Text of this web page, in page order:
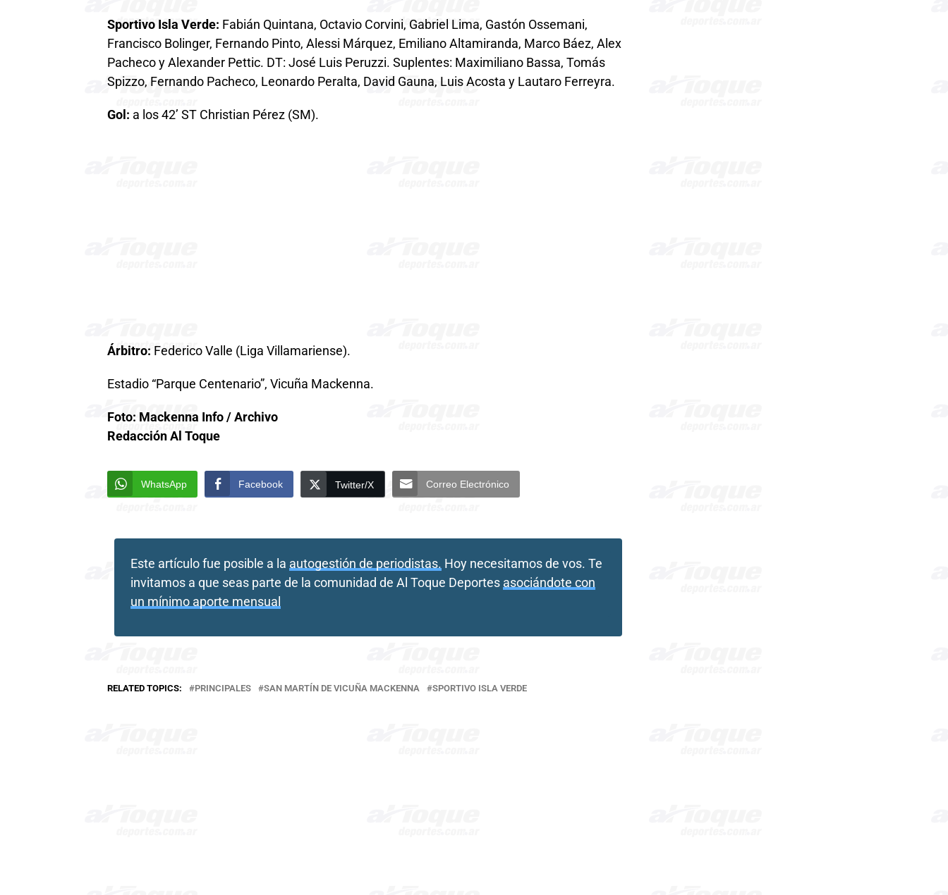
Sportivo Isla Verde: Fabián Quintana, Octavio Corvini, Gabriel Lima, Gastón Ossemani,
Francisco Bolinger, Fernando Pinto, Alessi Márquez, Emiliano Altamiranda, Marco Báez, Alex
Pacheco y Alexander Pettic. DT: José Luis Peruzzi. Suplentes: Maximiliano Bassa, Tomás
Spizzo, Fernando Pacheco, Leonardo Peralta, David Gauna, Luis Acosta y Lautaro Ferreyra.
Gol: a los 42’ ST Christian Pérez (SM).
Árbitro: Federico Valle (Liga Villamariense).
Estadio “Parque Centenario”, Vicuña Mackenna.
Foto: Mackenna Info / Archivo
Redacción Al Toque
WhatsApp Facebook Twitter/X Correo Electrónico
Este artículo fue posible a la autogestión de periodistas. Hoy necesitamos de vos. Te
invitamos a que seas parte de la comunidad de Al Toque Deportes asociándote con
un mínimo aporte mensual
RELATED TOPICS: PRINCIPALES SAN MARTÍN DE VICUÑA MACKENNA SPORTIVO ISLA VERDE